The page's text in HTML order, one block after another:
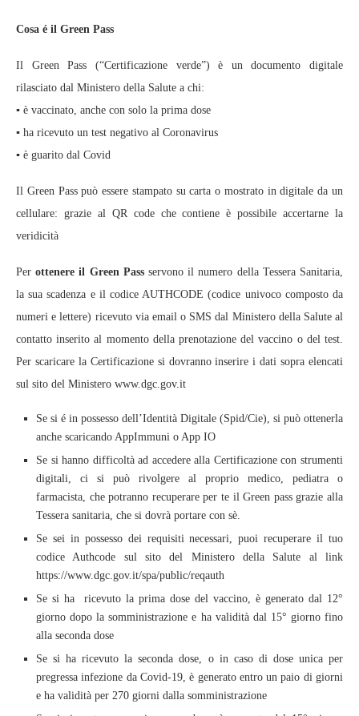
Cosa é il Green Pass
Il Green Pass (“Certificazione verde”) è un documento digitale
rilasciato dal Ministero della Salute a chi:
▪️ è vaccinato, anche con solo la prima dose
▪️ ha ricevuto un test negativo al Coronavirus
▪️ è guarito dal Covid
Il Green Pass può essere stampato su carta o mostrato in digitale da un
cellulare: grazie al QR code che contiene è possibile accertarne la
veridicità
Perottenere il Green Passservono il numero della Tessera Sanitaria,
la sua scadenza e il codice AUTHCODE (codice univoco composto da
numeri e lettere) ricevuto via email o SMS dal Ministero della Salute al
contatto inserito al momento della prenotazione del vaccino o del test.
Per scaricare la Certificazione si dovranno inserire i dati sopra elencati
sul sito del Ministero www.dgc.gov.it
Se si é in possesso dell’Identità Digitale (Spid/Cie), si può ottenerla
anche scaricando AppImmuni o App IO
Se si hanno difficoltà ad accedere alla Certificazione con strumenti
digitali, ci si può rivolgere al proprio medico, pediatra o
farmacista, che potranno recuperare per te il Green pass grazie alla
Tessera sanitaria, che si dovrà portare con sè.
Se sei in possesso dei requisiti necessari, puoi recuperare il tuo
codice Authcode sul sito del Ministero della Salute al link
https://www.dgc.gov.it/spa/public/reqauth
Se si ha ricevuto la prima dose del vaccino, è generato dal 12°
giorno dopo la somministrazione e ha validità dal 15° giorno fino
alla seconda dose
Se si ha ricevuto la seconda dose, o in caso di dose unica per
pregressa infezione da Covid-19, è generato entro un paio di giorni
e ha validità per 270 giorni dalla somministrazione